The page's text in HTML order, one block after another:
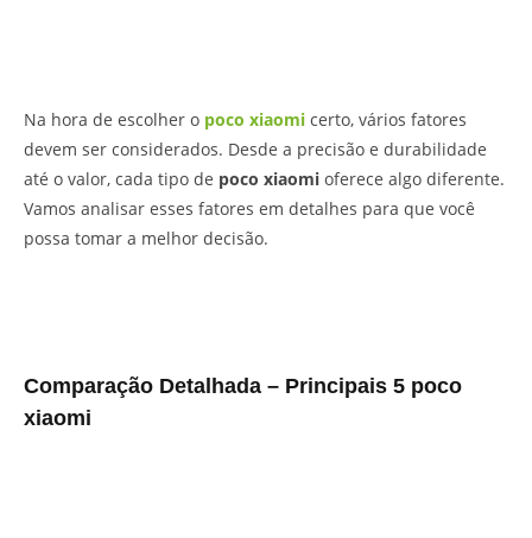
Na hora de escolher o poco xiaomi certo, vários fatores
devem ser considerados. Desde a precisão e durabilidade
até o valor, cada tipo de poco xiaomi oferece algo diferente.
Vamos analisar esses fatores em detalhes para que você
possa tomar a melhor decisão.
Comparação Detalhada – Principais 5 poco
xiaomi